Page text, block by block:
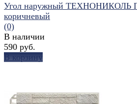
избранное сравнить
Угол наружный ТЕХНОНИКОЛЬ
коричневый
(0)
В наличии
590 руб.
В корзину